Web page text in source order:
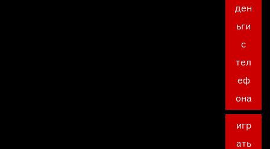
ден
ьги
с
тел
еф
она
игр
ать